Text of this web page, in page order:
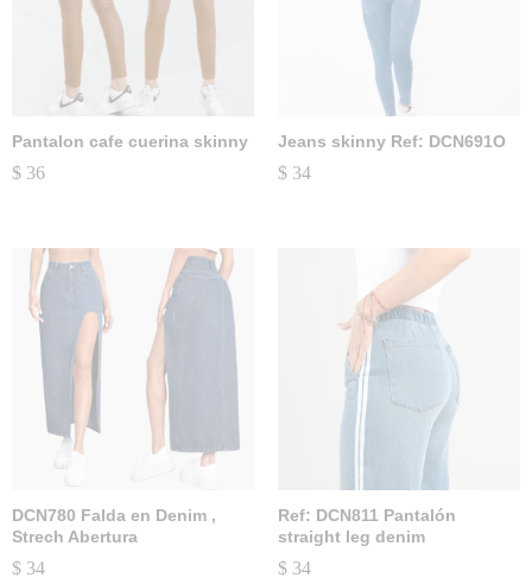
Pantalon cafe cuerina skinny
$ 36
Jeans skinny Ref: DCN691O
$ 34
DCN780 Falda en Denim ,
Strech Abertura
$ 34
Ref: DCN811 Pantalón
straight leg denim
$ 34